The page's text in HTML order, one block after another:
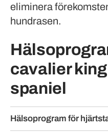
eliminera
hundrasen.
cavalier
spaniel
Hälsoprogram för